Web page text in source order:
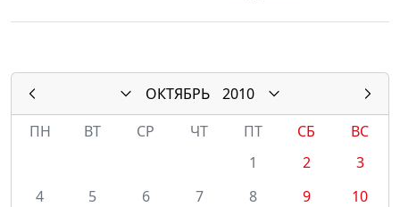
ОКТЯБРЬ
2010
ПН
ВТ СР ЧТ ПТ СБ
ВС
1
2
3
4
5 6 7 8 9
10